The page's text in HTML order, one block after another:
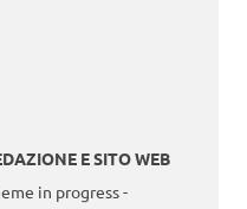
E SITO WEB
in progress -